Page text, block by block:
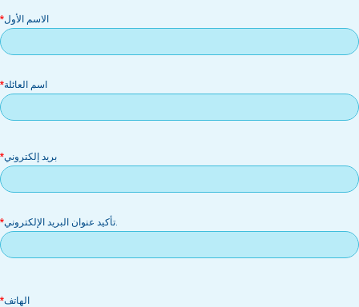
الاسم الأول
اسم العائلة
بريد إلكتروني
.تأكيد عنوان البريد الإلكتروني
الهاتف